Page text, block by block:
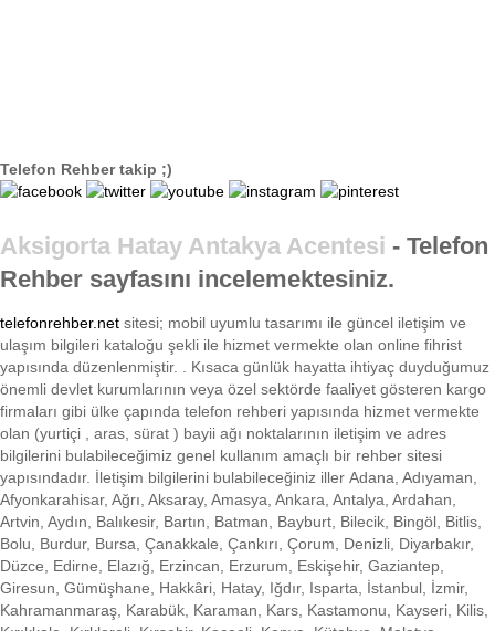
Telefon Rehber takip ;)
Aksigorta Hatay Antakya Acentesi - Telefon
Rehber sayfasını incelemektesiniz.
telefonrehber.net sitesi; mobil uyumlu tasarımı ile güncel iletişim ve
ulaşım bilgileri kataloğu şekli ile hizmet vermekte olan online fihrist
yapısında düzenlenmiştir. . Kısaca günlük hayatta ihtiyaç duyduğumuz
önemli devlet kurumlarının veya özel sektörde faaliyet gösteren kargo
firmaları gibi ülke çapında telefon rehberi yapısında hizmet vermekte
olan (yurtiçi , aras, sürat ) bayii ağı noktalarının iletişim ve adres
bilgilerini bulabileceğimiz genel kullanım amaçlı bir rehber sitesi
yapısındadır. İletişim bilgilerini bulabileceğiniz iller Adana, Adıyaman,
Afyonkarahisar, Ağrı, Aksaray, Amasya, Ankara, Antalya, Ardahan,
Artvin, Aydın, Balıkesir, Bartın, Batman, Bayburt, Bilecik, Bingöl, Bitlis,
Bolu, Burdur, Bursa, Çanakkale, Çankırı, Çorum, Denizli, Diyarbakır,
Düzce, Edirne, Elazığ, Erzincan, Erzurum, Eskişehir, Gaziantep,
Giresun, Gümüşhane, Hakkâri, Hatay, Iğdır, Isparta, İstanbul, İzmir,
Kahramanmaraş, Karabük, Karaman, Kars, Kastamonu, Kayseri, Kilis,